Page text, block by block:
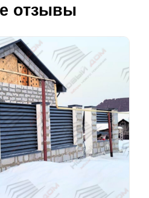
отзывы